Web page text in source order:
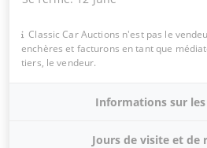
Classic Car Auctions n'est pas le
enchères et facturons en tant que
tiers, le vendeur.
Informations sur les
Jours de visite et de